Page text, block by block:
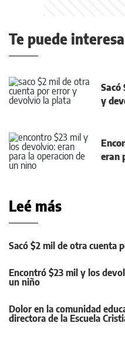
Te puede
Sacó
y
eran
Leé más
Sacó $2 mil de otra cuenta
Encontró $23 mil y los
un niño
Dolor en la comunidad
directora de la Escuela